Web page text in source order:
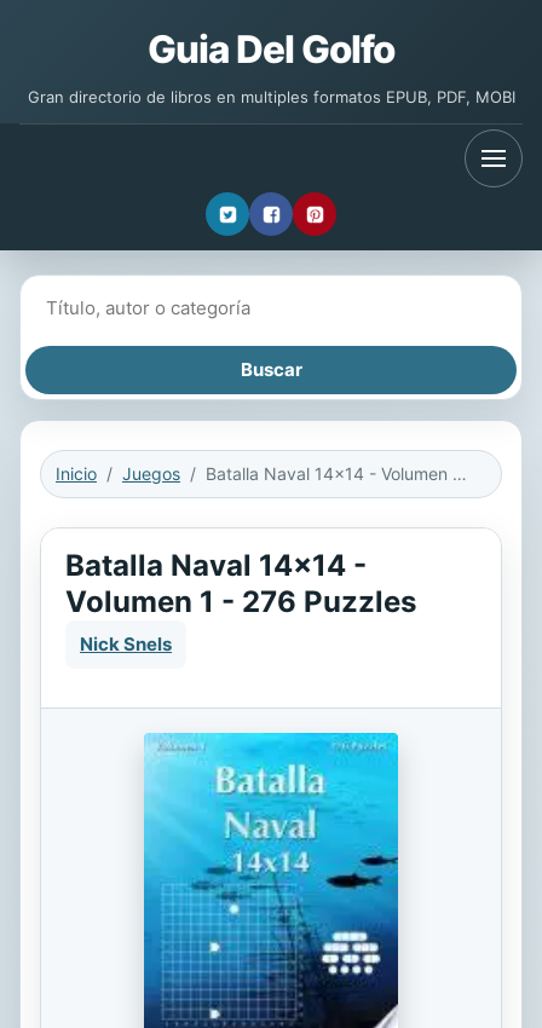
Guia Del Golfo
Gran directorio de libros en multiples formatos EPUB, PDF, MOBI
Inicio Juegos Batalla Naval 14x14 - Volumen 1 - 276 Puzzles
Batalla Naval 14x14 -
Volumen 1 - 276 Puzzles
Nick Snels